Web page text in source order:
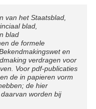
van het Staatsblad,
blad,
blad
de formele
en
verdragen voor
Voor pdf-publicaties
de in papieren vorm
de hier
worden bij